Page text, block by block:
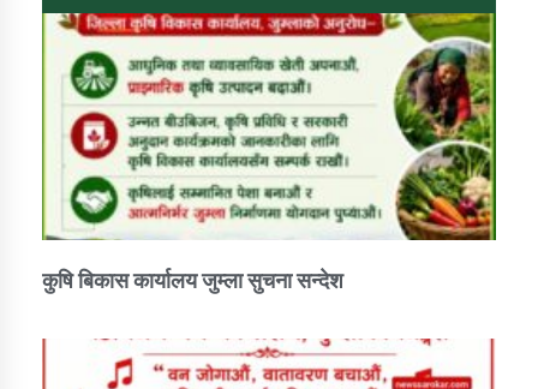
कुषि बिकास कार्यालय जुम्ला सुचना सन्देश